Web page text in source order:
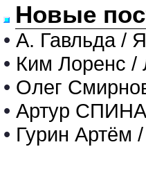
Новые
• А. Гавльда /
• Ким Лоренс /
• Олег
• Артур
• Гурин Артём